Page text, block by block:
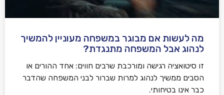
מה לעשות אם מבוגר במשפחה מעוניין להמשיך
לנהוג אבל המשפחה מתנגדת?
זו סיטואציה רגישה ומורכבת שרבים חווים: אחד ההורים או
הסבים ממשיך לנהוג למרות שברור לבני המשפחה שהדבר
כבר אינו בטיחותי.